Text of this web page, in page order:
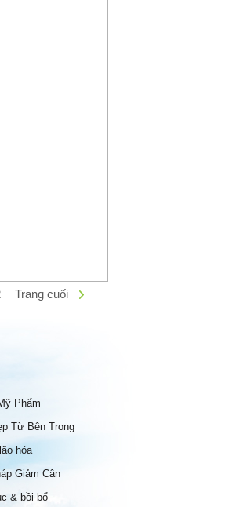
Trang cuối
Phẩm
Từ Bên Trong
hóa
Giảm Cân
& bồi bổ